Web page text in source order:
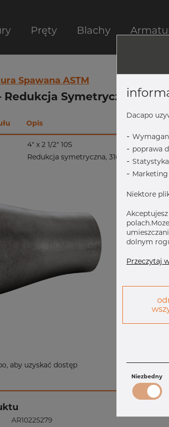
Pręty Blachy
Spawana ASTM
Redukcja Symetryczna,
Opis
4" x 2 1/2" 10S
Redukcja symetryczna, 316/316L, ASTM
aby uzyskać dostęp
Inch: 4"
AR10225279
Dacapo
-
- poprawa
-
- Marketing
Niektore
dolnym
Przeczytaj
Niezbedny